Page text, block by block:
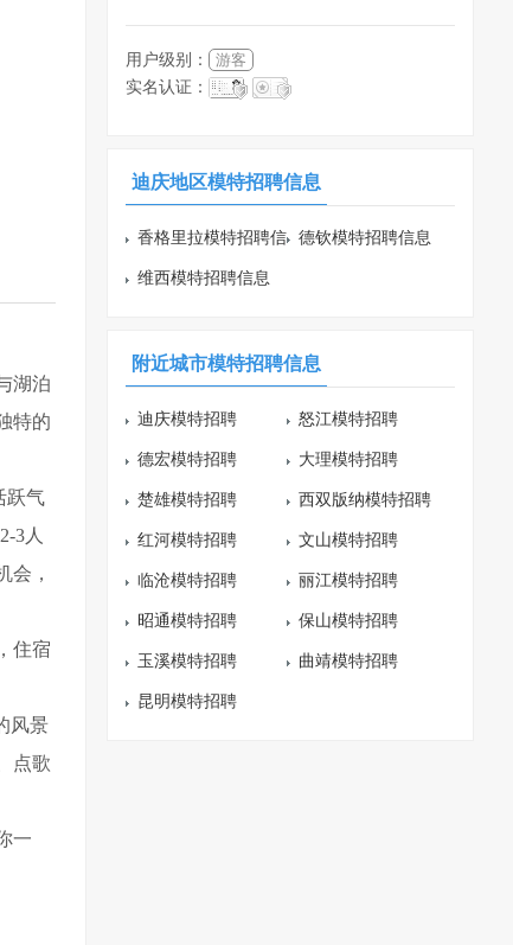
湖泊
特的
跃气
3人
会，
住宿
风景
点歌
一
用户级别：
游客
实名认证：
迪庆地区模特招聘信息
香格里拉模特招聘信
息
德钦模特招聘信息
维西模特招聘信息
附近城市模特招聘信息
迪庆模特招聘 怒江模特招聘
德宏模特招聘 大理模特招聘
楚雄模特招聘 西双版纳模特招聘
红河模特招聘 文山模特招聘
临沧模特招聘 丽江模特招聘
昭通模特招聘 保山模特招聘
玉溪模特招聘 曲靖模特招聘
昆明模特招聘